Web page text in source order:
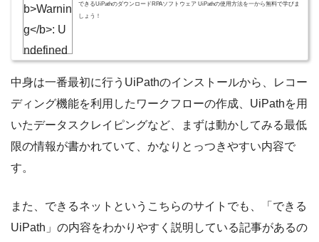
できるUiPathのダウンロードRPAソフトウェア UiPathの使用方法を一から無料で学びま
しょう！
中身は一番最初に行うUiPathのインストールから、レコー
ディング機能を利用したワークフローの作成、UiPathを用
いたデータスクレイピングなど、まずは動かしてみる最低
限の情報が書かれていて、かなりとっつきやすい内容で
す。
また、できるネットというこちらのサイトでも、「できる
UiPath」の内容をわかりやすく説明している記事があるの